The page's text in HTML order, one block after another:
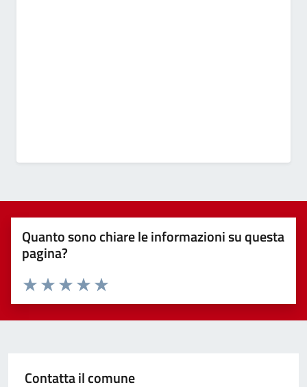
Quanto sono chiare le informazioni su questa
pagina?
Valuta 5 stelle su 5
Valuta 4 stelle su 5
Valuta 3 stelle su 5
Valuta 2 stelle su 5
Valuta 1 stelle su 5
Contatta il comune